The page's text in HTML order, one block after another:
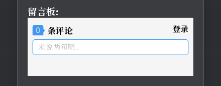
留言板:
0 条评论
登录
来说两句吧...